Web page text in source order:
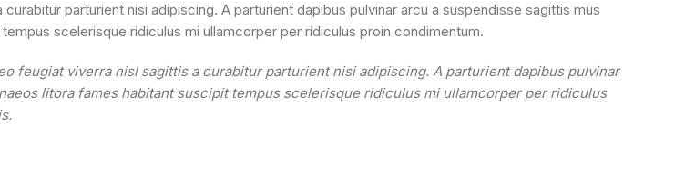
parturient nisi adipiscing. A parturient dapibus pulvinar arcu a suspendisse sagittis mus
scelerisque ridiculus mi ullamcorper per ridiculus proin condimentum.
feugiat viverra nisl sagittis a curabitur parturient nisi adipiscing. A parturient dapibus pulvinar
litora fames habitant suscipit tempus scelerisque ridiculus mi ullamcorper per ridiculus